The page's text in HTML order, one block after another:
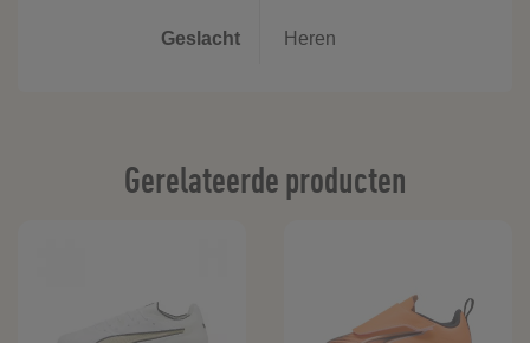
Geslacht Heren
Gerelateerde producten